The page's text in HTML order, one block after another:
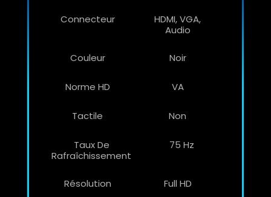
Connecteur
HDMI, VGA,
Audio
Couleur Noir
Norme HD VA
Tactile Non
Taux De
Rafraîchissement
75 Hz
Résolution Full HD